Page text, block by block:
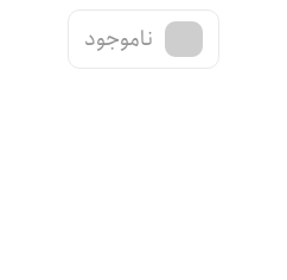
ناموجود